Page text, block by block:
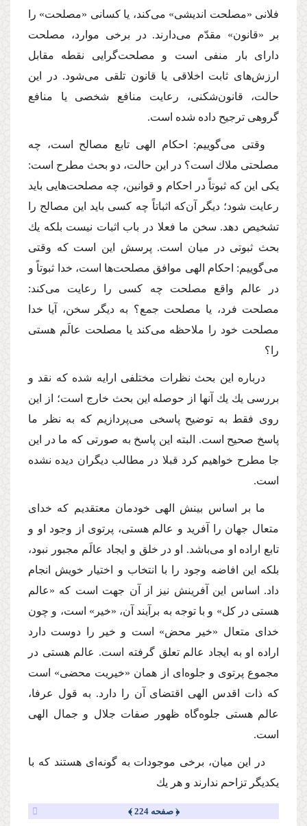
فلانى «مصلحت اندیشى» مى‌كند، یا كسانى «مصلحت» را
بر «قانون» مقدّم مى‌دارند. در برخى موارد، مصلحت
داراى بار منفى است و مصلحت‌گرایى نقطه مقابل
ارزش‌هاى ثابت اخلاقى یا قانون تلقى مى‌شود. در این
حالت، قانون‌شكنى، رعایت منافع شخصى یا منافع
گروهى ترجیح داده شده است.
وقتى مى‌گوییم: احكام الهى تابع مصالح است، چه
مصلحتى ملاك است؟ در این حالت، دو بحث مطرح است:
یكى این كه ثبوتاً در احكام و قوانین، چه مصلحت‌هایى باید
رعایت شود؛ دیگر آن‌كه اثباتاً چه كسى باید این مصالح را
تشخیص دهد. سخن ما فعلا در باب اثبات نیست بلكه یك
بحث ثبوتى در میان است. پرسش این است كه وقتى
مى‌گوییم: احكام الهى موافق مصلحت‌ها است، خدا ثبوتاً و
در عالم واقع مصلحت چه كسى را رعایت مى‌كند:
مصلحت فرد، یا مصلحت جمع؟ به دیگر سخن، آیا خدا
مصلحت خود را ملاحظه مى‌كند یا مصلحت عالَم هستى
را؟
درباره این بحث نظرات مختلفى ارایه شده كه نقد و
بررسى یك یك آنها از حوصله این بحث خارج است؛ از این
روى فقط به توضیح پاسخى مى‌پردازیم كه به نظر ما
پاسخ صحیح است. البته این پاسخ به صورتى كه ما در این
جا مطرح خواهیم كرد قبلا در مطالب دیگران دیده نشده
است.
ما بر اساس بینش الهى خودمان معتقدیم كه خداى
متعال جهان را آفرید و عالم هستى، پرتوى از وجود او و
تابع اراده او مى‌باشد. او در خلق و ایجاد عالَم مجبور نبود،
بلكه این افاضه وجود را با انتخاب و اختیار خویش انجام
داد. اساس این آفرینش نیز از آن جهت است كه «عالم
هستى در كل» و با توجه به برآیند آن، «خیر» است، و چون
خداى متعال «خیر محض» است و خیر را دوست دارد
اراده او به ایجاد عالم تعلق گرفته است. عالم هستى در
مجموع پرتوى و جلوه‌اى از همان «خیریت محضى» است
كه ذات اقدس الهى اقتضاى آن را دارد. به قول عرفا،
عالم هستى جلوه‌گاه ظهور صفات جلال و جمال الهى
است.
در این میان، برخى موجودات به گونه‌اى هستند كه با
یكدیگر تزاحم ندارند و هر یك
﴿ صفحه 224 ﴾